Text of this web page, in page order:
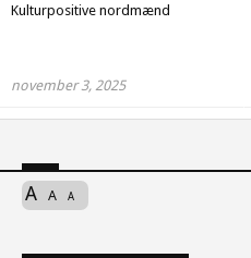
Kulturpositive nordmænd
november 3, 2025
A A A